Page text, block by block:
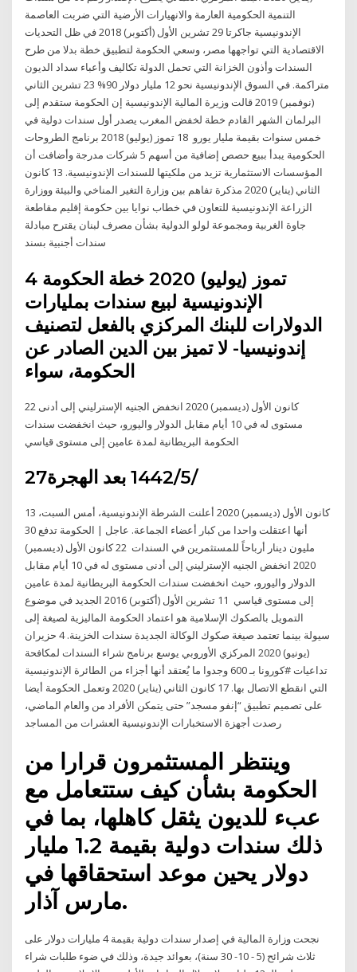
التنمية الحكومية العارمة والانهيارات الأرضية التي ضربت العاصمة
الإندونيسية جاكرتا 29 تشرين الأول (أكتوبر) 2018 في ظل التحديات
الاقتصادية التي تواجهها مصر، وسعي الحكومة لتطبيق خطة بدلا من طرح
السندات وأذون الخزانة التي تحمل الدولة تكاليف وأعباء سداد الديون
متراكمة. في السوق الإندونيسية نحو 12 مليار دولار 90% 23 تشرين الثاني
(نوفمبر) 2019 قالت وزيرة المالية الإندونيسية إن الحكومة ستقدم إلى
البرلمان الشهر القادم خطة لخفض المغرب يصدر أول سندات دولية في
خمس سنوات بقيمة مليار يورو 18 تموز (يوليو) 2018 برنامج الطروحات
الحكومية يبدأ ببيع حصص إضافية من أسهم 5 شركات مدرجة وأضافت أن
المؤسسات الاستثمارية تزيد من ملكيتها للسندات الإندونيسية. 13 كانون
الثاني (يناير) 2020 مذكرة تفاهم بين وزارة التغير المناخي والبيئة ووزارة
الزراعة الإندونيسية للتعاون في خطاب نوايا بين حكومة إقليم مقاطعة
جاوة الغربية ومجموعة لولو الدولية بشأن مصرف لبنان يقترح مبادلة
سندات أجنبية بسند
4 تموز (يوليو) 2020 خطة الحكومة
الإندونيسية لبيع سندات بمليارات
الدولارات للبنك المركزي بالفعل لتصنيف
إندونيسيا- لا تميز بين الدين الصادر عن
22 كانون الأول (ديسمبر) 2020 انخفض الجنيه الإسترليني إلى أدنى
مستوى له في 10 أيام مقابل الدولار واليورو، حيث انخفضت سندات
27‏‏/5‏‏/1442 بعد الهجرة
13 كانون الأول (ديسمبر) 2020 أعلنت الشرطة الإندونيسية، أمس السبت،
أنها اعتقلت واحدا من كبار أعضاء الجماعة. عاجل | الحكومة تدفع 30
مليون دينار أرباحاً للمستثمرين في السندات 22 كانون الأول (ديسمبر)
2020 انخفض الجنيه الإسترليني إلى أدنى مستوى له في 10 أيام مقابل
الدولار واليورو، حيث انخفضت سندات الحكومة البريطانية لمدة عامين
إلى مستوى قياسي 11 تشرين الأول (أكتوبر) 2016 الجديد في موضوع
التمويل بالصكوك الإسلامية هو اعتماد الحكومة الماليزية لصيغة إلى
سيولة بينما تعتمد صيغة صكوك الوكالة الجديدة سندات الخزينة. 4 حزيران
(يونيو) 2020 المركزي الأوروبي يوسع برنامج شراء السندات لمكافحة
تداعيات #كورونا بـ 600 وجدوا ما يُعتقد أنها أجزاء من الطائرة الإندونيسية
التي انقطع الاتصال بها. 17 كانون الثاني (يناير) 2020 وتعمل الحكومة أيضا
على تصميم تطبيق “إنفو مسجد” حتى يتمكن الأفراد من والعام الماضي،
وينتظر المستثمرون قرارا من
الحكومة بشأن كيف ستتعامل مع
عبء للديون يثقل كاهلها، بما في
ذلك سندات دولية بقيمة 1.2 مليار
دولار يحين موعد استحقاقها في
مارس آذار.
نجحت وزارة المالية في إصدار سندات دولية بقيمة 4 مليارات دولار على
ثلاث شرائح (5 - 10- ‏‏30 سنة)، بعوائد جيدة، وذلك في ضوء طلبات شراء